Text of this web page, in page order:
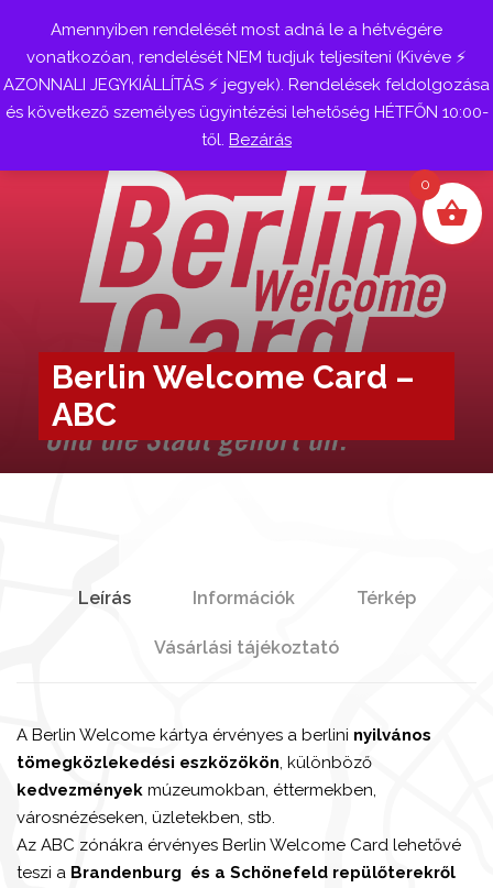
Belépés
Berlin Welcome Card –
ABC
Leírás Információk Térkép
Vásárlási tájékoztató
A Berlin Welcome kártya érvényes a berlini nyilvános
tömegközlekedési eszközökön , különböző
kedvezmények múzeumokban, éttermekben,
városnézéseken, üzletekben, stb.
Az ABC zónákra érvényes Berlin Welcome Card lehetővé
teszi a Brandenburg és a Schönefeld repülőterekről
Amennyiben rendelését most adná le a hétvégére
vonatkozóan, rendelését NEM tudjuk teljesíteni (Kivéve ⚡
AZONNALI JEGYKIÁLLÍTÁS ⚡ jegyek). Rendelések feldolgozása
és következő személyes ügyintézési lehetőség HÉTFŐN 10:00-
től. Bezárás
0